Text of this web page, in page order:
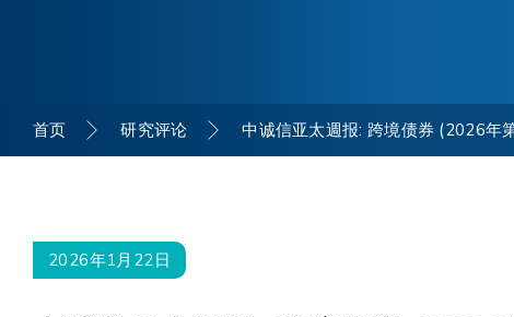
首页 研究评论 中诚信亚太週报: 跨境债券 (2026年
2026年1月22日